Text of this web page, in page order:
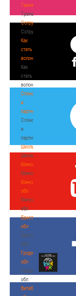
Тренерам
Тренерам
Сотрудничество
Сотрудничество
Как
стать
волонтером
Как
стать
волонтером
Спонсоры
и
партнеры
Спонсоры
и
партнеры
Школы
Школы
Минск
Минск
Минская
обл
Минская
обл
Брестская
обл
Брестская
обл
Гродненская
обл
Гродненская
обл
Витебская